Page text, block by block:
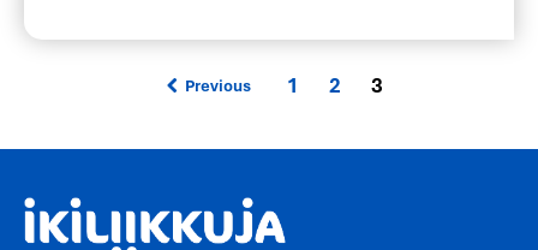
Pagination
Previous 1 2 3